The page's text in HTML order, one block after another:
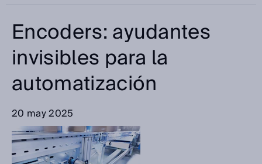
Encoders: ayudantes
invisibles para la
automatización
20 may 2025